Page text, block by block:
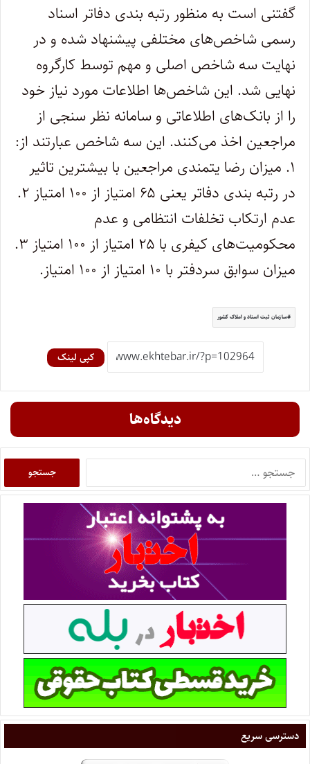
گفتنی است به منظور رتبه بندی دفاتر اسناد
رسمی شاخص‌های مختلفی پیشنهاد شده و در
نهایت سه شاخص اصلی و مهم توسط کارگروه
نهایی شد. این شاخص‌ها اطلاعات مورد نیاز خود
را از بانک‌های اطلاعاتی و سامانه نظر سنجی از
مراجعین اخذ می‌کنند. این سه شاخص عبارتند از:
۱. میزان رضا یتمندی مراجعین با بیشترین تاثیر
در رتبه بندی دفاتر یعنی ۶۵ امتیاز از ۱۰۰ امتیاز ۲.
عدم ارتکاب تخلفات انتظامی و عدم
محکومیت‌های کیفری با ۲۵ امتیاز از ۱۰۰ امتیاز ۳.
میزان سوابق سردفتر با ۱۰ امتیاز از ۱۰۰ امتیاز.
سازمان ثبت اسناد و املاک کشور
کپی لینک
دیدگاه‌ها
دسترسی سریع